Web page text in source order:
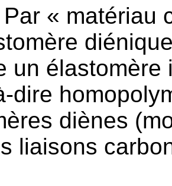
Par « matériau
un élastomère
dire
diènes
liaisons